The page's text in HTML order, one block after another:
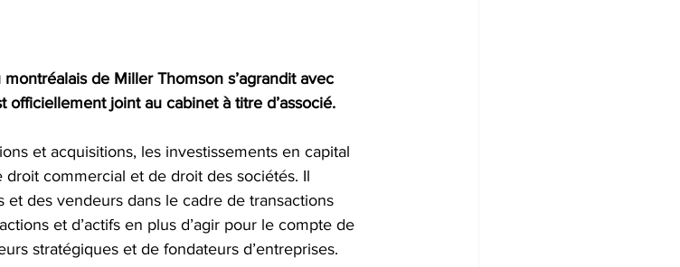
de Miller Thomson s’agrandit avec
officiellement joint au cabinet à titre d’associé.
et acquisitions, les investissements en capital
commercial et de droit des sociétés. Il
des vendeurs dans le cadre de transactions
et d’actifs en plus d’agir pour le compte de
stratégiques et de fondateurs d’entreprises.